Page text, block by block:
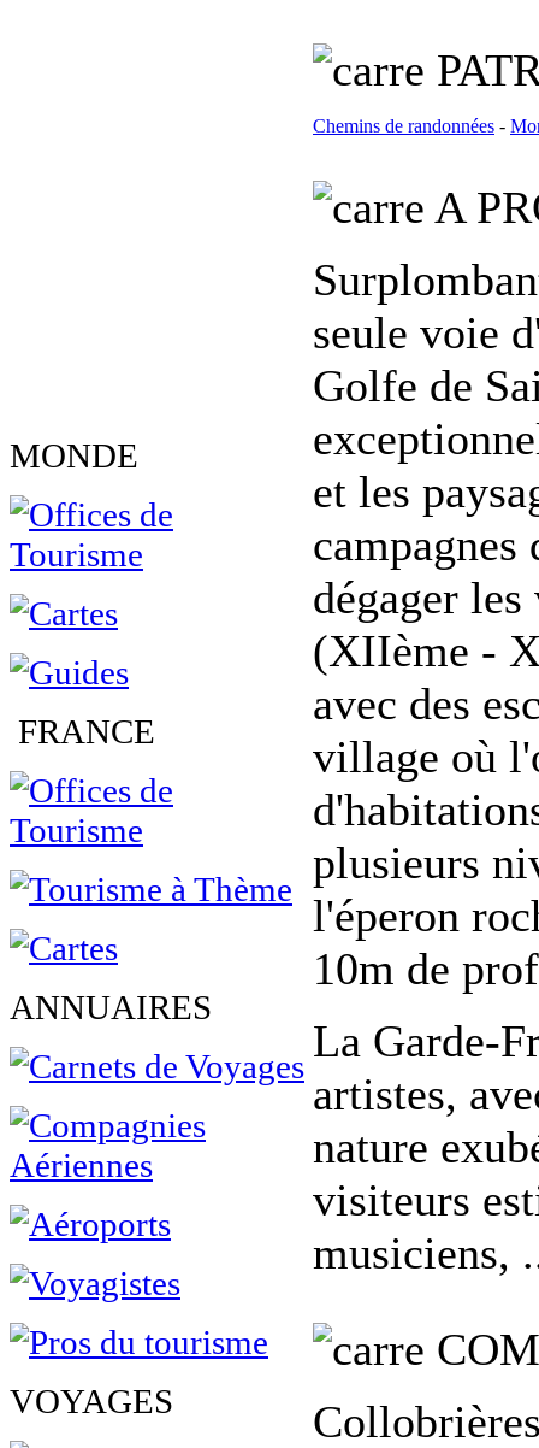
MONDE
FRANCE
ANNUAIRES
VOYAGES
Chemins de randonnées -
A
seule voie
Golfe de
et les
dégager
(XIIème -
avec des
village où
plusieurs
l'éperon
10m de
La Garde-
artistes,
nature
visiteurs
musiciens,